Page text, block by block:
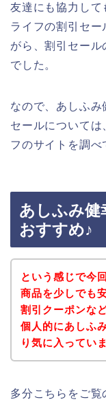
友達にも協力して
ライフの割引セ
がら、割引セー
でした。
なので、あしふみ
セールについては
フのサイトを調べ
あしふみ健
おすすめ♪
という感じで今
商品を少しでも
割引クーポンな
個人的にあしふ
り気に入ってい
多分こちらをご